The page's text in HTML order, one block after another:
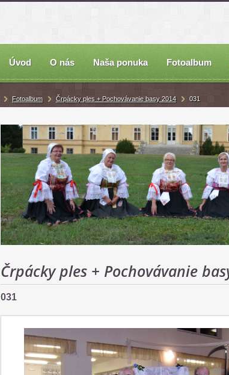
Úvod O nás Naša ponuka Fotoalbum
Fotoalbum Črpácky ples + Pochovávanie basy 2014 031
Črpácky ples + Pochovávanie
031